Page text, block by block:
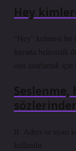
Hey
“Hey” kelimesi
hayatta belirsizlik
onu azarlamak için
Seslenme,
B. Adres ve uyarı
kullanılır.